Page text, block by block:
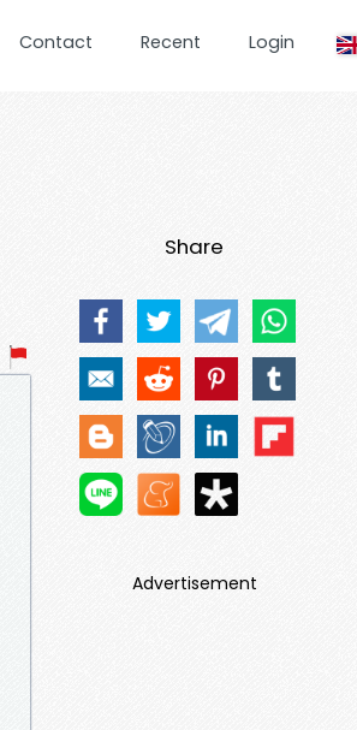
Contact Recent Login
Share
Advertisement